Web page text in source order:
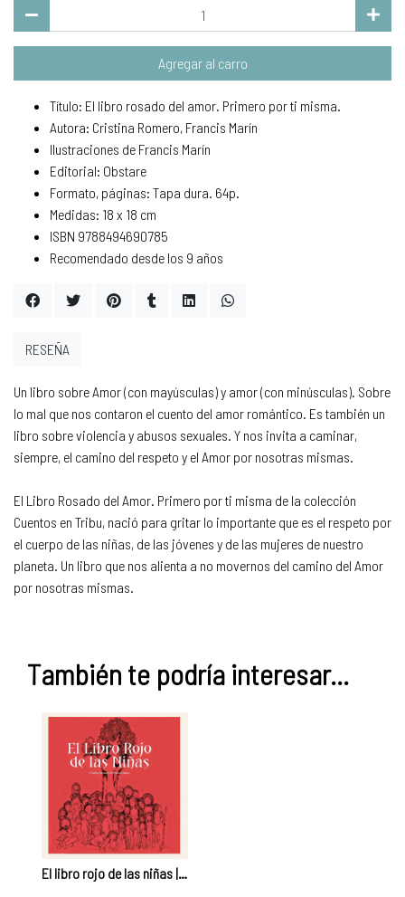
Agregar al carro
Título: El libro rosado del amor. Primero por ti misma.
Autora: Cristina Romero, Francis Marín
Ilustraciones de Francis Marín
Editorial: Obstare
Formato, páginas: Tapa dura. 64p.
Medidas: 18 x 18 cm
ISBN 9788494690785
Recomendado desde los 9 años
Un libro sobre Amor (con mayúsculas) y amor (con minúsculas). Sobre
lo mal que nos contaron el cuento del amor romántico. Es también un
libro sobre violencia y abusos sexuales. Y nos invita a caminar,
siempre, el camino del respeto y el Amor por nosotras mismas.
El Libro Rosado del Amor. Primero por ti misma de la colección
Cuentos en Tribu, nació para gritar lo importante que es el respeto por
el cuerpo de las niñas, de las jóvenes y de las mujeres de nuestro
planeta. Un libro que nos alienta a no movernos del camino del Amor
por nosotras mismas.
RESEÑA
También te podría interesar...
El libro rojo de las niñas | Cristina Romero, Francis Marín